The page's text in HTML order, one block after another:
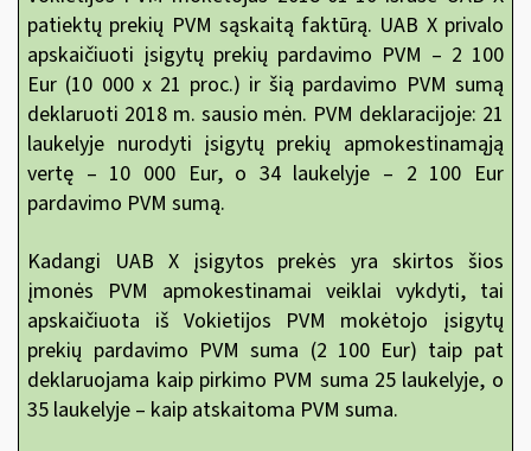
patiektų prekių PVM sąskaitą faktūrą. UAB X privalo
apskaičiuoti įsigytų prekių pardavimo PVM – 2 100
Eur (10 000 x 21 proc.) ir šią pardavimo PVM sumą
deklaruoti 2018 m. sausio mėn. PVM deklaracijoje: 21
laukelyje nurodyti įsigytų prekių apmokestinamąją
vertę – 10 000 Eur, o 34 laukelyje – 2 100 Eur
pardavimo PVM sumą.
Kadangi UAB X įsigytos prekės yra skirtos šios
įmonės PVM apmokestinamai veiklai vykdyti, tai
apskaičiuota iš Vokietijos PVM mokėtojo įsigytų
prekių pardavimo PVM suma (2 100 Eur) taip pat
deklaruojama kaip pirkimo PVM suma 25 laukelyje, o
35 laukelyje – kaip atskaitoma PVM suma.